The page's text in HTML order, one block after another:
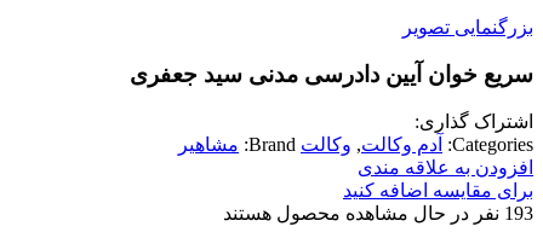
بزرگنمایی تصویر
سریع خوان آیین دادرسی مدنی سید جعفری
اشتراک گذاری:
Categories:
آدم وکالت, وکالت Brand: مشاهیر
افزودن به علاقه مندی
برای مقایسه اضافه کنید
193 نفر در حال مشاهده محصول هستند